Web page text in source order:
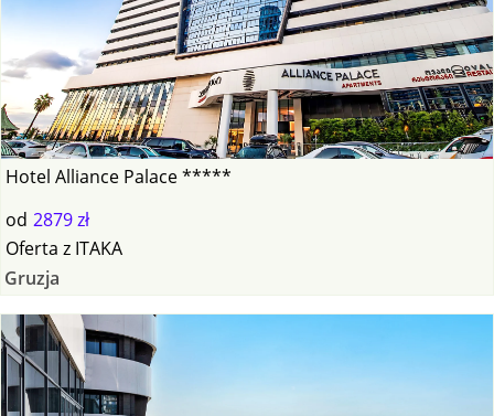
Hotel Alliance Palace *****
od 2879 zł
Oferta z ITAKA
Gruzja